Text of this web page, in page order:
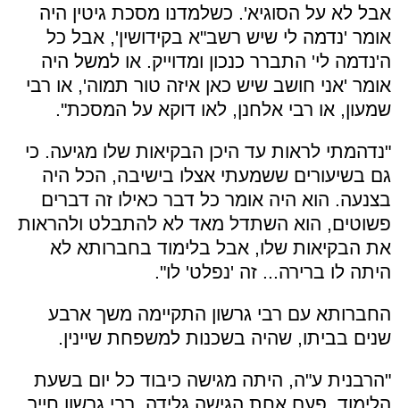
אבל לא על הסוגיא'. כשלמדנו מסכת גיטין היה
אומר 'נדמה לי שיש רשב"א בקידושין', אבל כל
ה'נדמה לי' התברר כנכון ומדוייק. או למשל היה
אומר 'אני חושב שיש כאן איזה טור תמוה', או רבי
שמעון, או רבי אלחנן, לאו דוקא על המסכת".
"נדהמתי לראות עד היכן הבקיאות שלו מגיעה. כי
גם בשיעורים ששמעתי אצלו בישיבה, הכל היה
בצנעה. הוא היה אומר כל דבר כאילו זה דברים
פשוטים, הוא השתדל מאד לא להתבלט ולהראות
את הבקיאות שלו, אבל בלימוד בחברותא לא
היתה לו ברירה... זה 'נפלט' לו".
החברותא עם רבי גרשון התקיימה משך ארבע
שנים בביתו, שהיה בשכנות למשפחת שיינין.
"הרבנית ע"ה, היתה מגישה כיבוד כל יום בשעת
הלימוד. פעם אחת הגישה גלידה. רבי גרשון חייך